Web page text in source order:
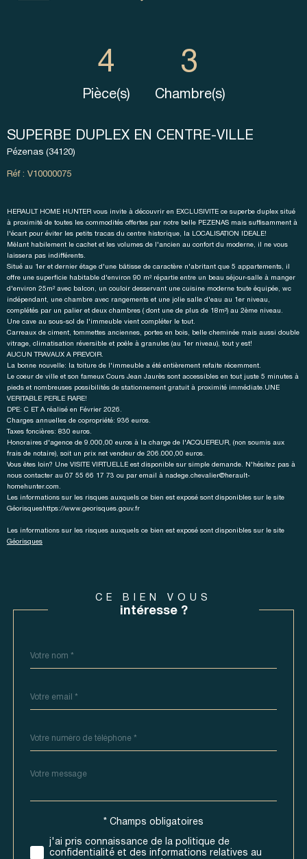
4
Pièce(s)
3
Chambre(s)
SUPERBE DUPLEX EN CENTRE-VILLE
Pézenas (34120)
Réf : V10000075
HERAULT HOME HUNTER vous invite à découvrir en EXCLUSIVITE ce superbe duplex situé
à proximité de toutes les commodités offertes par notre belle PEZENAS mais suffisamment à
l'écart pour éviter les petits tracas du centre historique, la LOCALISATION IDEALE!
Mêlant habilement le cachet et les volumes de l'ancien au confort du moderne, il ne vous
laissera pas indifférents.
Situé au 1er et dernier étage d'une bâtisse de caractère n'abritant que 5 appartements, il
offre une superficie habitable d'environ 90 m² répartie entre un beau séjour-salle à manger
d'environ 25m² avec balcon, un couloir desservant une cuisine moderne toute équipée, wc
indépendant, une chambre avec rangements et une jolie salle d'eau au 1er niveau,
complétés par un palier et deux chambres ( dont une de plus de 18m²) au 2ème niveau.
Une cave au sous-sol de l'immeuble vient compléter le tout.
Carreaux de ciment, tommettes anciennes, portes en bois, belle cheminée mais aussi double
vitrage, climatisation réversible et poêle à granules (au 1er niveau), tout y est!
AUCUN TRAVAUX A PREVOIR.
La bonne nouvelle: la toiture de l'immeuble a été entièrement refaite récemment.
Le coeur de ville et son fameux Cours Jean Jaurès sont accessibles en tout juste 5 minutes à
pieds et nombreuses possibilités de stationnement gratuit à proximité immédiate.UNE
VERITABLE PERLE RARE!
DPE: C ET A réalisé en Février 2026.
Charges annuelles de copropriété: 936 euros.
Taxes foncières: 830 euros.
Honoraires d'agence de 9.000,00 euros à la charge de l'ACQUEREUR, (non soumis aux
frais de notaire), soit un prix net vendeur de 206.000,00 euros.
Vous êtes loin? Une VISITE VIRTUELLE est disponible sur simple demande. N'hésitez pas à
nous contacter au 07 55 66 17 73 ou par email à nadege.chevalier@herault-
homehunter.com.
Les informations sur les risques auxquels ce bien est exposé sont disponibles sur le site
Géorisqueshttps://www.georisques.gouv.fr
Les informations sur les risques auxquels ce bien est exposé sont disponibles sur le site
Géorisques
CE BIEN VOUS
intéresse ?
*
*
*
Fieldset
Message
* Champs obligatoires
j'ai pris connaissance de la politique de
confidentialité et des informations relatives au